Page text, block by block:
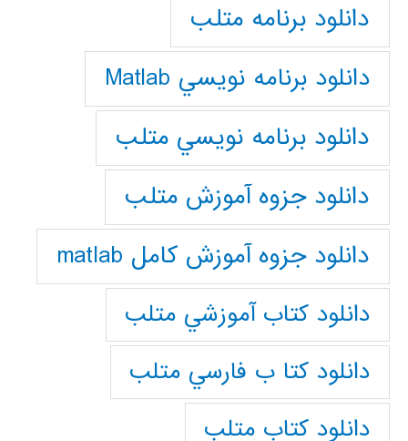
دانلود برنامه متلب
دانلود برنامه نويسي Matlab
دانلود برنامه نويسي متلب
دانلود جزوه آموزش متلب
دانلود جزوه آموزش کامل matlab
دانلود كتاب آموزشي متلب
دانلود كتا ب فارسي متلب
دانلود كتاب متلب